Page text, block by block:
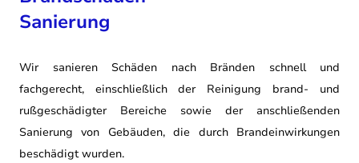
Sanierung
Wir sanieren Schäden nach Bränden schnell und
fachgerecht, einschließlich der Reinigung
brand- und
rußgeschädigter Bereiche sowie der anschließenden
Sanierung von Gebäuden, die durch Brandeinwirkungen
beschädigt wurden.